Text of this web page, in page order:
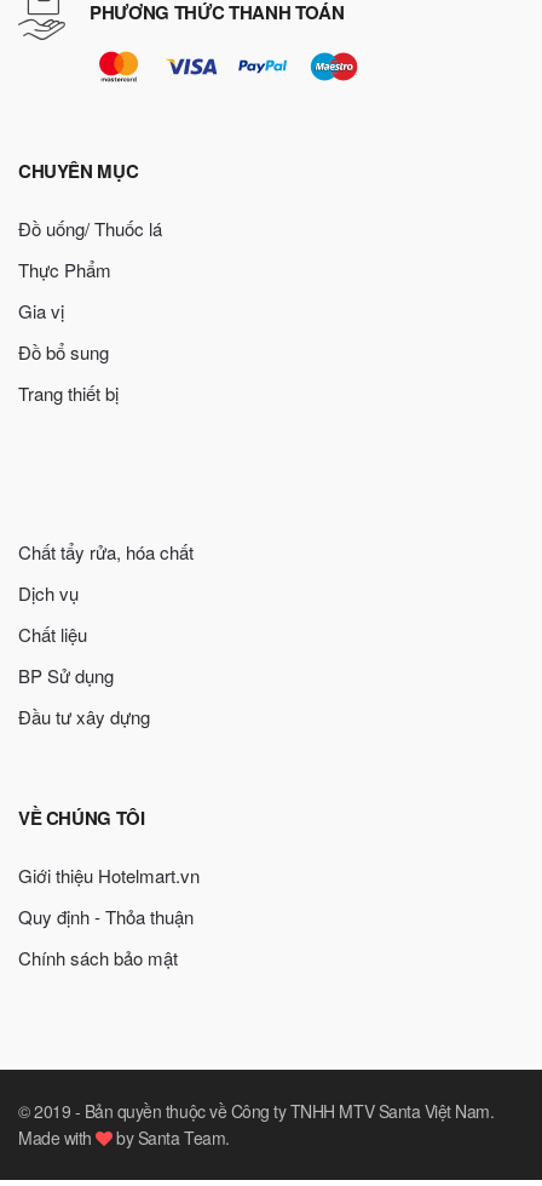
PHƯƠNG THỨC THANH TOÁN
CHUYÊN MỤC
Đồ uống/ Thuốc lá
Thực Phẩm
Gia vị
Đồ bổ sung
Trang thiết bị
Chất tẩy rửa, hóa chất
Dịch vụ
Chất liệu
BP Sử dụng
Đầu tư xây dựng
VỀ CHÚNG TÔI
Giới thiệu Hotelmart.vn
Quy định - Thỏa thuận
Chính sách bảo mật
© 2019 - Bản quyền thuộc về Công ty TNHH MTV Santa Việt Nam.
Made with
by Santa Team.